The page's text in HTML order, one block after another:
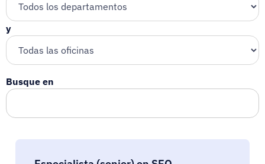
y
Busque en